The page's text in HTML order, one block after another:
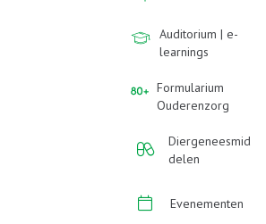
Auditorium | e-
learnings
Formularium
Ouderenzorg
Diergeneesmid
delen
Evenementen